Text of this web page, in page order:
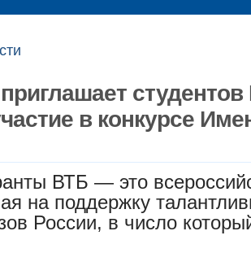
в конкурсе
ВТБ — это
на поддержку
России, в число